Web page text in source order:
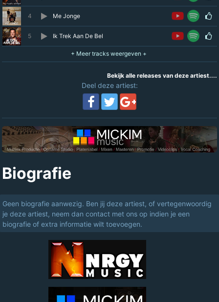
4 Me Jonge
5 Ik Trek Aan De Bel
Bekijk alle releases van deze artiest....
Deel deze artiest:
Biografie
Geen biografie aanwezig. Ben jij deze artiest, of vertegenwoordig
je deze artiest, neem dan contact met ons op indien je een
biografie of extra informatie wilt toevoegen.